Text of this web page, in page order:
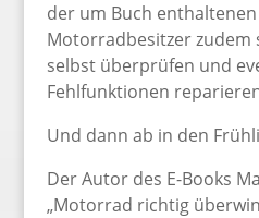
der um Buch
Motorradbesitzer zudem
selbst überprüfen und
Fehlfunktionen
Und dann ab in den
Der Autor des E-Books
„Motorrad richtig